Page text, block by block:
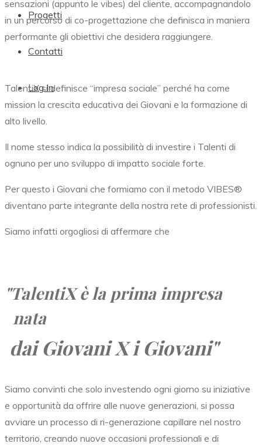
Progetti
Contatti
Log In
sensazioni (appunto le vibes) del cliente, accompagnandolo
in un percorso di co-progettazione che definisca in maniera
performante gli obiettivi che desidera raggiungere.
TalentiX si definisce “impresa sociale” perché ha come
mission la crescita educativa dei Giovani e la formazione di
alto livello.
Il nome stesso indica la possibilità di investire i Talenti di
ognuno per uno sviluppo di impatto sociale forte.
Per questo i Giovani che formiamo con il metodo VIBES®
diventano parte integrante della nostra rete di professionisti.
Siamo infatti orgogliosi di affermare che
"TalentiXè la prima impresa
nata
dai Giovani X i Giovani"
Siamo convinti che solo investendo ogni giorno su iniziative
e opportunità da offrire alle nuove generazioni, si possa
avviare un processo di ri-generazione capillare nel nostro
territorio, creando nuove occasioni professionali e di